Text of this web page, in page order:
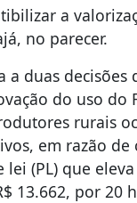
a
no parecer.
a duas
do uso do
rurais
em razão
(PL) que
13.662, por 20